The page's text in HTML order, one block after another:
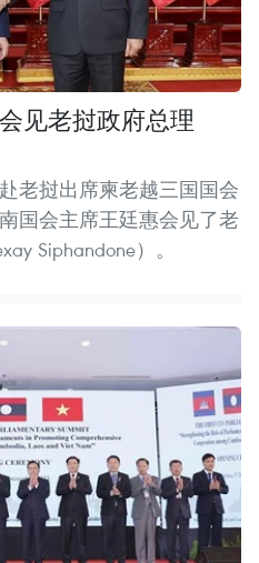
见老挝政府总理
老挝出席柬老越三国国会
国会主席王廷惠会见了老
Siphandone）。